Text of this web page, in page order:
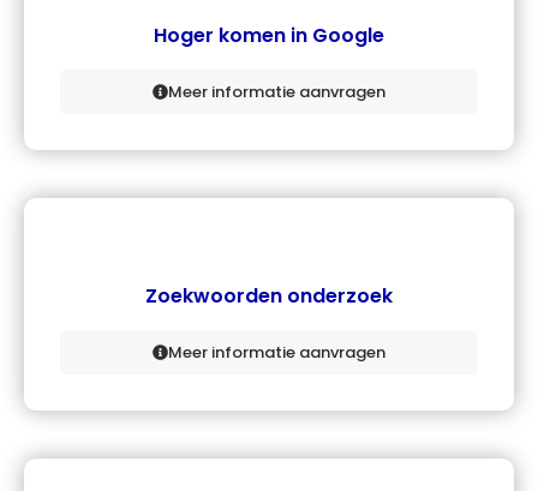
Hoger komen in Google
Meer informatie aanvragen
Zoekwoorden onderzoek
Meer informatie aanvragen